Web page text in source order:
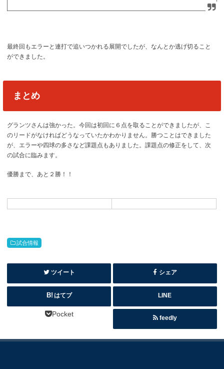
最終回もエラーと連打で追いつかれる展開でしたが、なんとか逃げ切ること
ができました。
まとめ
グランツさんは強かった。今回は初回に６点を取ることができましたが、こ
のリードがなければどうなっていたかわかりません。勝つことはできました
が、エラーや四球の多さなど課題点もありました。課題点の修正をして、次
の試合に臨みます。
優勝まで、あと２勝！！
試合情報
ツイート シェア
はてブ LINE
Pocket feedly